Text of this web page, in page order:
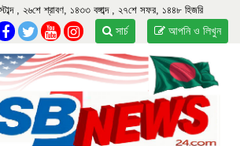
, ২৬শে শ্রাবণ, ১৪৩৩ বঙ্গাব্দ , ২৭শে সফর, ১৪৪৮ হিজরি
আপনি ও লিখুন
সার্চ